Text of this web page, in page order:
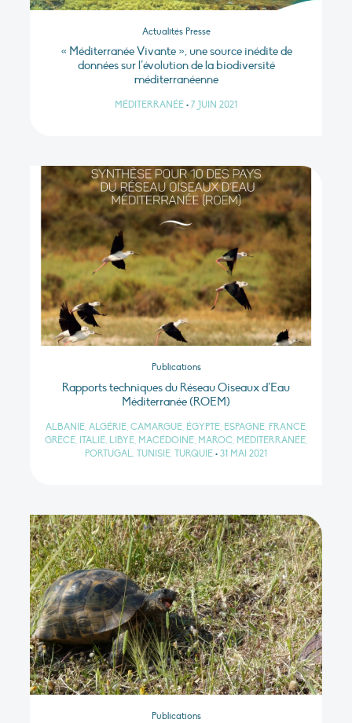
Actualités Presse
« Méditerranée Vivante », une source inédite de
données sur l’évolution de la biodiversité
méditerranéenne
MÉDITERRANÉE • 7 JUIN 2021
Publications
Rapports techniques du Réseau Oiseaux d’Eau
Méditerranée (ROEM)
ALBANIE, ALGÉRIE, CAMARGUE, ÉGYPTE, ESPAGNE, FRANCE,
GRÈCE, ITALIE, LIBYE, MACÉDOINE, MAROC, MÉDITERRANÉE,
PORTUGAL, TUNISIE, TURQUIE • 31 MAI 2021
Publications